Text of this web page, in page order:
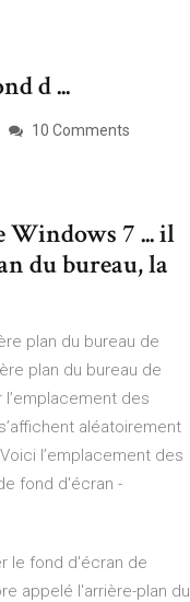
d ...
10 Comments
Windows 7 ... il
du bureau, la
plan du bureau de
plan du bureau de
des
aléatoirement
l’emplacement des
fond d'écran -
le fond d'écran de
appelé l'arrière-plan du